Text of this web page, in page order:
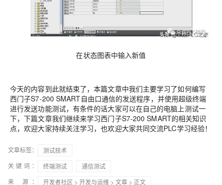
在状态图表中输入新值
今天的内容到此就结束了，本篇文章中我们主要学习了如何编写
西门子S7-200 SMART自由口通信的发送程序，并使用超级终端
进行发送功能测试，有条件的话大家可以在自己的电脑上测试一
下，下篇文章我们继续来学习西门子S7-200 SMART的相关知识
点，欢迎大家持续关注学习，也欢迎大家共同交流PLC学习经验！
文章标签：
测试技术
关键词：
终端测试
通信测试
来 源：
开发者社区 > 开发与运维 > 文章 > 正文